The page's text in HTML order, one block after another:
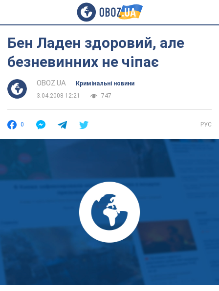
Бен Ладен здоровий, але
безневинних не чіпає
OBOZ.UA
Кримінальні новини
3.04.2008 12:21
747
0 РУС